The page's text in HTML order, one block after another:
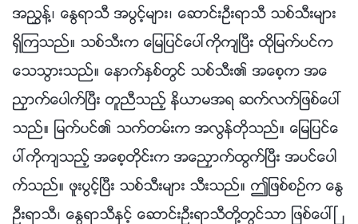
အၫႊန္႔၊ ေႏြရာသီ အပြင့္မ်ား၊ ေဆာင္းဦးရာသီ သစ္သီးမ်ား
ရွိၾကသည္။ သစ္သီးက ေျမျပင္ေပၚကိုက်ၿပီး ထိုျမက္ပင္က
ေသသြားသည္။ ေနာက္ႏွစ္တြင္ သစ္သီး၏ အေစ့က အေ
ညႇာက္ေပါက္ၿပီး တူညီသည့္ နိယာမအရ ဆက္လက္ျဖစ္ေပၚ
သည္။ ျမက္ပင္၏ သက္တမ္းက အလြန္တိုသည္။ ေျမျပင္ေ
ပၚကိုက်သည့္ အေစ့တိုင္းက အေညႇာက္ထြက္ၿပီး အပင္ေပါ
က္သည္။ ဖူးပြင့္ၿပီး သစ္သီးမ်ား သီးသည္။ ဤျဖစ္စဥ္က ေႏြ
ဦးရာသီ၊ ေႏြရာသီႏွင့္ ေဆာင္းဦးရာသီတို႔တြင္သာ ျဖစ္ေပၚၿ